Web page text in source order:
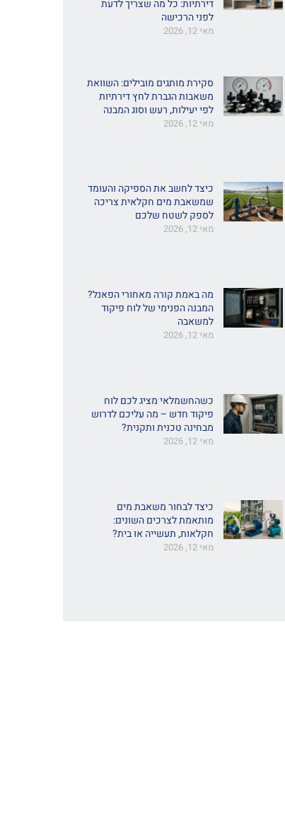
דירתיות: כל מה שצריך לדעת
לפני הרכישה
מאי 12, 2026
סקירת מותגים מובילים: השוואת
משאבות הגברת לחץ דירתיות
לפי יעילות, רעש וסוג המבנה
מאי 12, 2026
כיצד לחשב את הספיקה והעומד
שמשאבת מים חקלאית צריכה
לספק לשטח שלכם
מאי 12, 2026
מה באמת קורה מאחורי הפאנל?
המבנה הפנימי של לוח פיקוד
למשאבה
מאי 12, 2026
כשהחשמלאי מציג לכם לוח
פיקוד חדש – מה עליכם לדרוש
מבחינה טכנית ותקנית?
מאי 12, 2026
כיצד לבחור משאבת מים
מותאמת לצרכים השונים:
חקלאות, תעשייה או בית?
מאי 12, 2026